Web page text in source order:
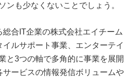
ンも少なくないことでしょう。
合IT企業の株式会社エイチーム
ルサポート事業、エンターテイ
と3つの軸で多角的に事業を展開
サービスの情報発信ボリュームや